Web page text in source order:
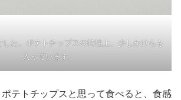
した。ポテトチップスの特性上、少しかけらも
入っています。
テトチップスと思って食べると、食感